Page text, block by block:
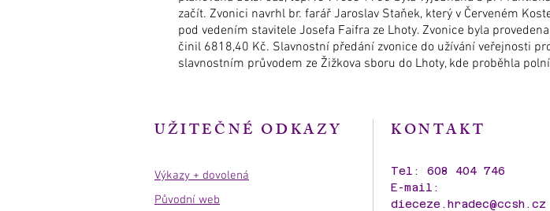
začít. Zvonici navrhl br. farář Jaroslav Staňek, který v Červeném
pod vedením stavitele Josefa Faifra ze Lhoty. Zvonice byla
činil 6818,40 Kč. Slavnostní předání zvonice do užívání veřejnosti
slavnostním průvodem ze Žižkova sboru do Lhoty, kde proběhla
UŽITEČNÉ ODKAZY
Výkazy + dovolená
Původní web
KONTAKT
Tel: 608 404 746
E-mail:
dieceze.hradec@ccsh.cz